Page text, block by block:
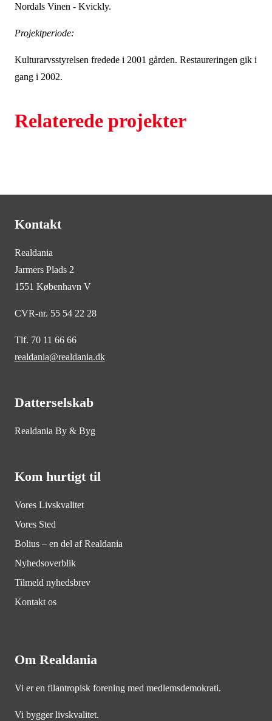
Nordals Vinen - Kvickly.
Projektperiode:
Kulturarvsstyrelsen fredede i 2001 gården. Restaureringen gik i
gang i 2002.
Relaterede projekter
Kontakt
Realdania
Jarmers Plads 2
1551 København V
CVR-nr. 55 54 22 28
Tlf. 70 11 66 66
realdania@realdania.dk
Datterselskab
Realdania By & Byg
Kom hurtigt til
Vores Livskvalitet
Vores Sted
Bolius – en del af Realdania
Nyhedsoverblik
Tilmeld nyhedsbrev
Kontakt os
Om Realdania
Vi er en filantropisk forening med medlemsdemokrati.
Vi bygger livskvalitet.